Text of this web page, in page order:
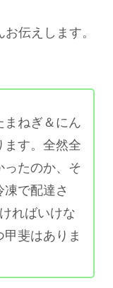
伝えします。
まねぎ＆にん
ます。全然全
ったのか、そ
で配達さ
ればいけな
斐はありま